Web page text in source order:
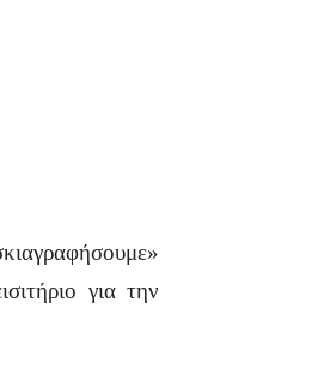
για την